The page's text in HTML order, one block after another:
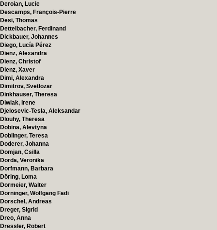
Deroian, Lucie
Descamps, François-Pierre
Desi, Thomas
Dettelbacher, Ferdinand
Dickbauer, Johannes
Diego, Lucía Pérez
Dienz, Alexandra
Dienz, Christof
Dienz, Xaver
Dimi, Alexandra
Dimitrov, Svetlozar
Dinkhauser, Theresa
Diwiak, Irene
Djelosevic-Tesla, Aleksandar
Dlouhy, Theresa
Dobina, Alevtyna
Doblinger, Teresa
Doderer, Johanna
Domjan, Csilla
Dorda, Veronika
Dorfmann, Barbara
Döring, Loma
Dormeier, Walter
Dorninger, Wolfgang Fadi
Dorschel, Andreas
Dreger, Sigrid
Dreo, Anna
Dressler, Robert